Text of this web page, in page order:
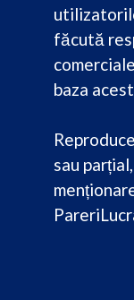
făcută
baza
sau